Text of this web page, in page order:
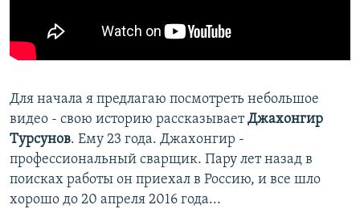
Для начала я предлагаю посмотреть небольшое
видео - свою историю рассказываетДжахонгир
Турсунов. Ему 23 года. Джахонгир -
профессиональный сварщик. Пару лет назад в
поисках работы он приехал в Россию, и все шло
хорошо до 20 апреля 2016 года...